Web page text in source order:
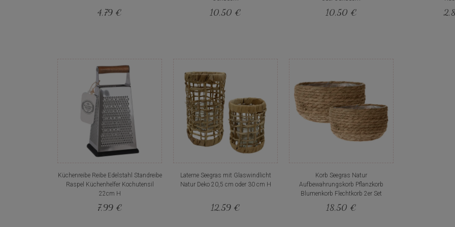
4,79 € 10,50 € 10,50 €
Küchenreibe Reibe Edelstahl Standreibe
Raspel Küchenhelfer Kochutensil
22cm H
7,99 €
Laterne Seegras mit Glaswindlicht
Natur Deko 20,5 cm oder 30 cm H
12,59 €
Korb Seegras Natur
Aufbewahrungskorb Pflanzkorb
Blumenkorb Flechtkorb 2er Set
18,50 €